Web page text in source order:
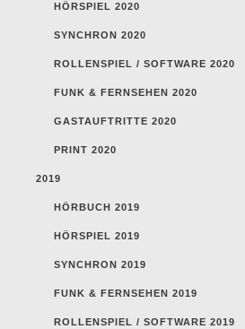
HÖRSPIEL 2020
SYNCHRON 2020
ROLLENSPIEL / SOFTWARE 2020
FUNK & FERNSEHEN 2020
GASTAUFTRITTE 2020
PRINT 2020
2019
HÖRBUCH 2019
HÖRSPIEL 2019
SYNCHRON 2019
FUNK & FERNSEHEN 2019
ROLLENSPIEL / SOFTWARE 2019